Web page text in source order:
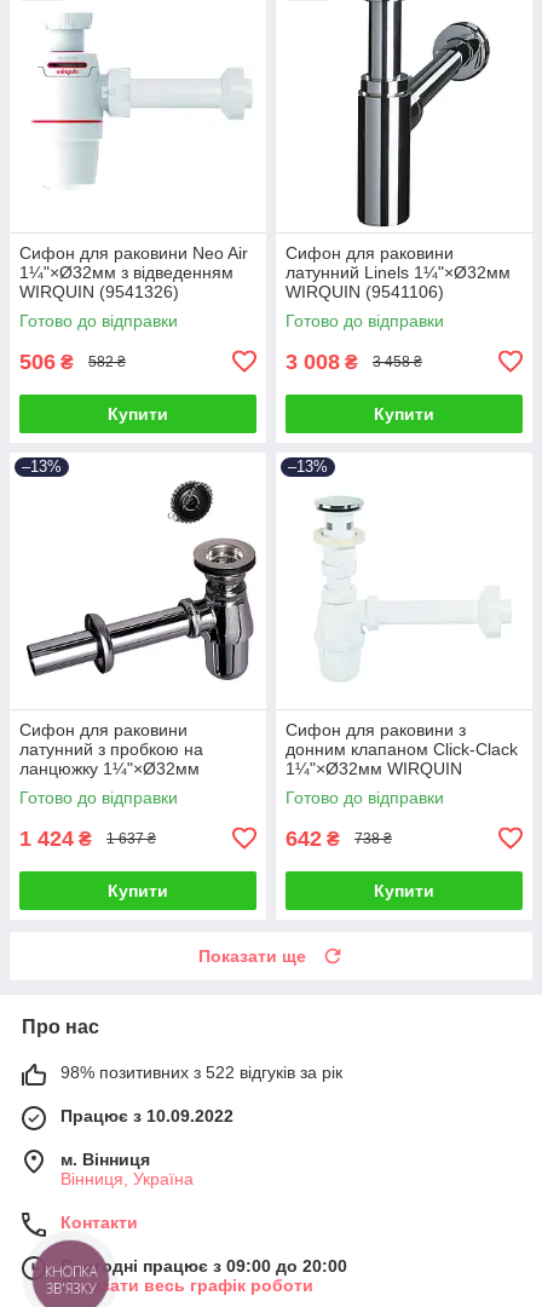
Сифон для раковини Neo Air
1¼"×Ø32мм з відведенням
WIRQUIN (9541326)
Готово до відправки
506 ₴ 582 ₴
Купити
Сифон для раковини
латунний Linels 1¼"×Ø32мм
WIRQUIN (9541106)
Готово до відправки
3 008 ₴ 3 458 ₴
Купити
–13%
Сифон для раковини
латунний з пробкою на
ланцюжку 1¼"×Ø32мм
WIRQUIN (9541203)
Готово до відправки
1 424 ₴ 1 637 ₴
Купити
–13%
Сифон для раковини з
донним клапаном Click-Clack
1¼"×Ø32мм WIRQUIN
(9541822)
Готово до відправки
642 ₴ 738 ₴
Купити
Показати ще
Про нас
98% позитивних з 522 відгуків за рік
Працює з 10.09.2022
м. Вінниця
Вінниця, Україна
Контакти
Сьогодні працює з 09:00 до 20:00
Показати весь графік роботи
КНОПКА
ЗВ'ЯЗКУ